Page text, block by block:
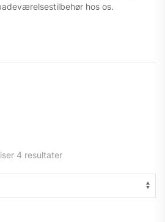
hos os.
4 resultater